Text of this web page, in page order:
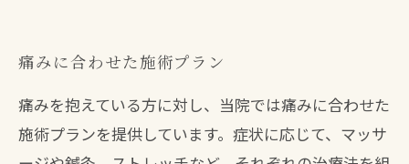
痛みに合わせた施術プラン
痛みを抱えている方に対し、当院では痛みに合わせた
施術プランを提供しています。症状に応じて、マッサ